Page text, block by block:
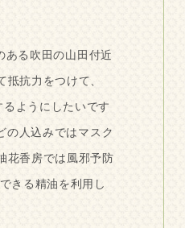
る吹田の山田付近
抗力をつけて、
ようにしたいです
人込みではマスク
花香房では風邪予防
きる精油を利用し